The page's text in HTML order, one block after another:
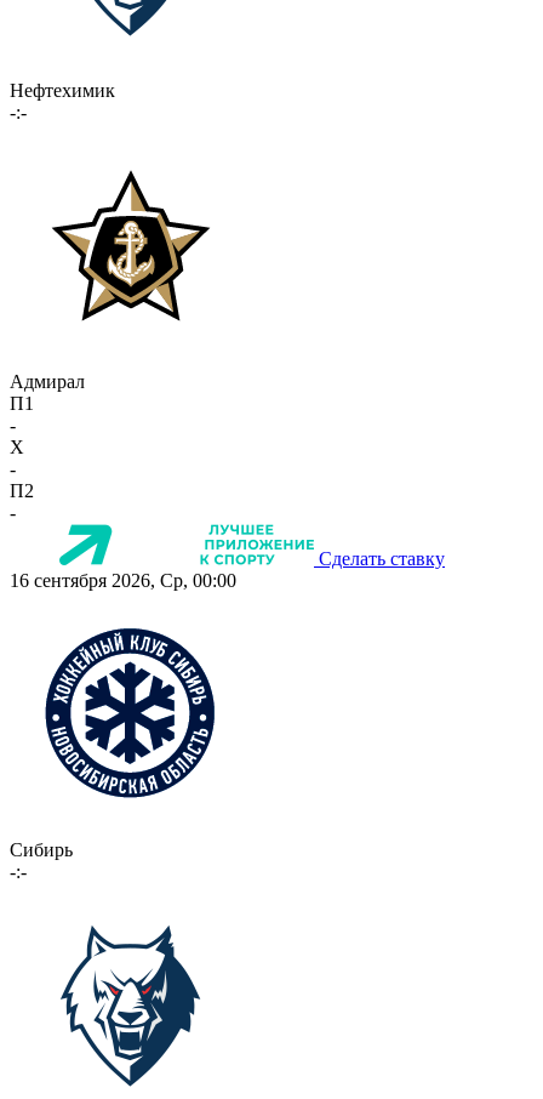
Нефтехимик
-:-
Адмирал
П1
-
X
-
П2
-
Сделать ставку
16 сентября 2026, Ср, 00:00
Сибирь
-:-